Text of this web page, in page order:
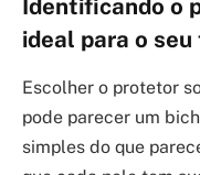
Identificando o
ideal para o
Escolher o protetor
pode parecer um
simples do que